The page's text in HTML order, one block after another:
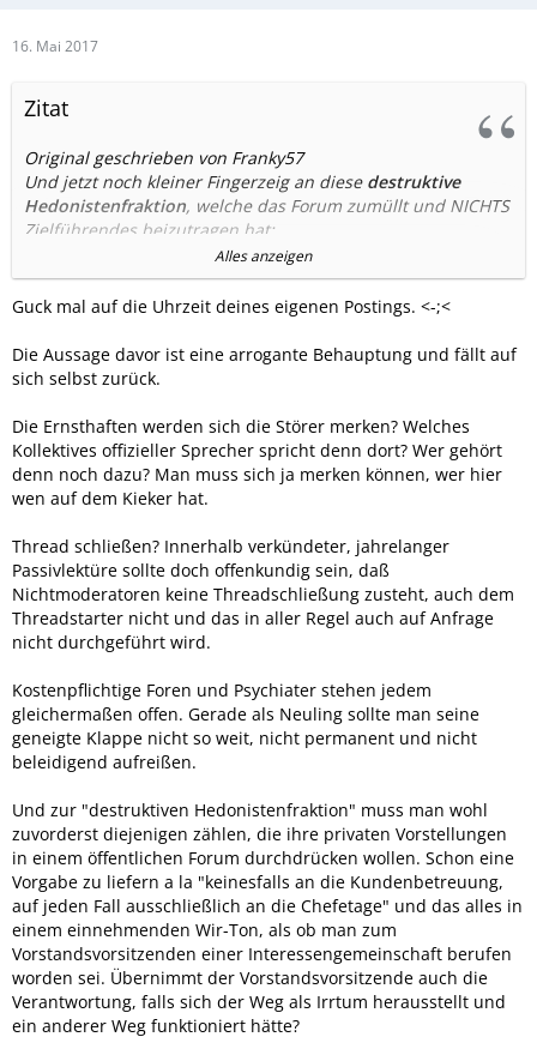
16. Mai 2017
Zitat
Original geschrieben von Franky57
Und jetzt noch kleiner Fingerzeig an diese destruktive
Hedonistenfraktion, welche das Forum zumüllt und NICHTS
Zielführendes beizutragen hat:
Ich habe beispielsweise sachliche Differenzen mit "DIGI66".
Aber er schreibt hier inhaltlich begründet. So kommt man
Und dafür ist das Forum da. Wo sich Leute ernsthafte
Gedanken machen und gemeinsam Probleme lösen.
Für gelangweilte Männchen gibt es kostenpflichtige Foren
und Psychiater.
Ursprünglich wollten wir die Schreiben als Vorschlag
sich anderswo austoben können.
Dann setzte sich die Ansicht durch, daß die Paketinhaber
öffentlich (nicht nur per PN) ihre sachdienlichen Zuarbeiten
einfließen lassen können.
ernsthafte Lösungsansätze gesucht werden und
höchstselbst betroffen sind, die werden sich die
Forenmitglieder merken, welche stören.
sollte Grenzen haben.
Oder ist diese Semantik zu hoch!? Für die gesellschaftlich
Alimentierten mit Tagesfreizeit sehr wahrscheinlich...
Alles anzeigen
Guck mal auf die Uhrzeit deines eigenen Postings. <-;<
Die Aussage davor ist eine arrogante Behauptung und fällt auf
sich selbst zurück.
Die Ernsthaften werden sich die Störer merken? Welches
Kollektives offizieller Sprecher spricht denn dort? Wer gehört
denn noch dazu? Man muss sich ja merken können, wer hier
wen auf dem Kieker hat.
Thread schließen? Innerhalb verkündeter, jahrelanger
Passivlektüre sollte doch offenkundig sein, daß
Nichtmoderatoren keine Threadschließung zusteht, auch dem
Threadstarter nicht und das in aller Regel auch auf Anfrage
nicht durchgeführt wird.
Kostenpflichtige Foren und Psychiater stehen jedem
gleichermaßen offen. Gerade als Neuling sollte man seine
geneigte Klappe nicht so weit, nicht permanent und nicht
beleidigend aufreißen.
Und zur "destruktiven Hedonistenfraktion" muss man wohl
zuvorderst diejenigen zählen, die ihre privaten Vorstellungen
in einem öffentlichen Forum durchdrücken wollen. Schon eine
Vorgabe zu liefern a la "keinesfalls an die Kundenbetreuung,
auf jeden Fall ausschließlich an die Chefetage" und das alles in
einem einnehmenden Wir-Ton, als ob man zum
Vorstandsvorsitzenden einer Interessengemeinschaft berufen
worden sei. Übernimmt der Vorstandsvorsitzende auch die
Verantwortung, falls sich der Weg als Irrtum herausstellt und
ein anderer Weg funktioniert hätte?